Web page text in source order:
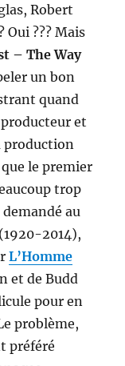
Robert
??? Mais
– The Way
un bon
quand
et
production
le premier
trop
au
2014),
L’Homme
et de Budd
pour en
problème,
préféré